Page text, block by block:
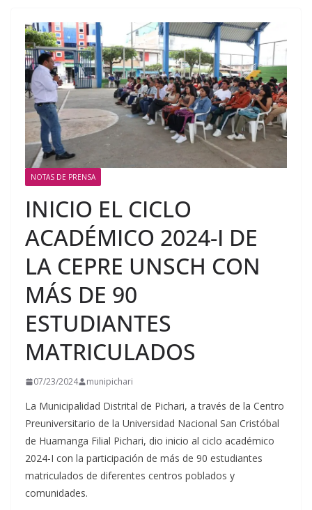
NOTAS DE PRENSA
INICIO EL CICLO
ACADÉMICO 2024-I DE
LA CEPRE UNSCH CON
MÁS DE 90
ESTUDIANTES
MATRICULADOS
07/23/2024 munipichari
La Municipalidad Distrital de Pichari, a través de la Centro
Preuniversitario de la Universidad Nacional San Cristóbal
de Huamanga Filial Pichari, dio inicio al ciclo académico
2024-I con la participación de más de 90 estudiantes
matriculados de diferentes centros poblados y
comunidades.